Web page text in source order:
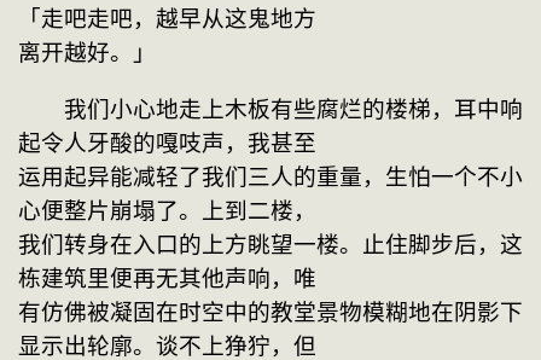
「走吧走吧，越早从这鬼地方
离开越好。」
我们小心地走上木板有些腐烂的楼梯，耳中响
起令人牙酸的嘎吱声，我甚至
运用起异能减轻了我们三人的重量，生怕一个不小
心便整片崩塌了。上到二楼，
我们转身在入口的上方眺望一楼。止住脚步后，这
栋建筑里便再无其他声响，唯
有仿佛被凝固在时空中的教堂景物模糊地在阴影下
显示出轮廓。谈不上狰狞，但